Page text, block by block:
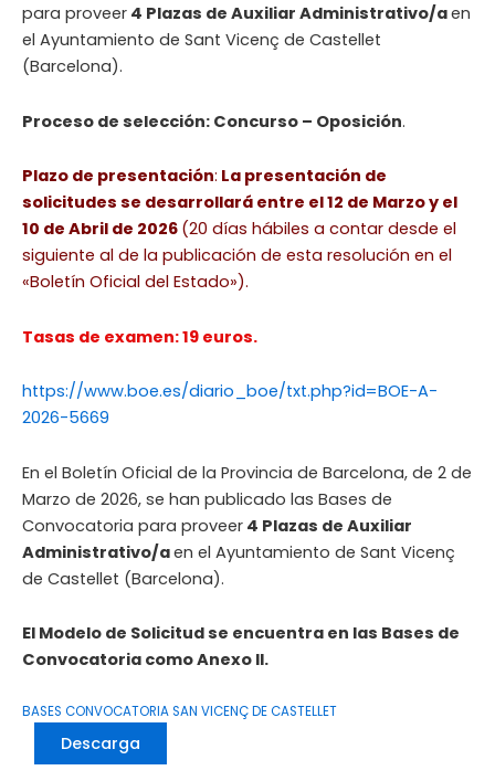
para proveer 4 Plazas de Auxiliar Administrativo/aen
el Ayuntamiento de Sant Vicenç de Castellet
(Barcelona).
Proceso de selección: Concurso – Oposición.
Plazo de presentación: La presentación de
solicitudes se desarrollará entre el 12 de Marzo y el
10 de Abril de 2026 (20 días hábiles a contar desde el
siguiente al de la publicación de esta resolución en el
«Boletín Oficial del Estado»).
Tasas de examen: 19 euros.
https://www.boe.es/diario_boe/txt.php?id=BOE-A-
2026-5669
En el Boletín Oficial de la Provincia de Barcelona, de 2 de
Marzo de 2026, se han publicado las Bases de
Convocatoria para proveer 4 Plazas de Auxiliar
Administrativo/aen el Ayuntamiento de Sant Vicenç
de Castellet (Barcelona).
El Modelo de Solicitud se encuentra en las Bases de
Convocatoria como Anexo II.
BASES CONVOCATORIA SAN VICENÇ DE CASTELLET
Descarga